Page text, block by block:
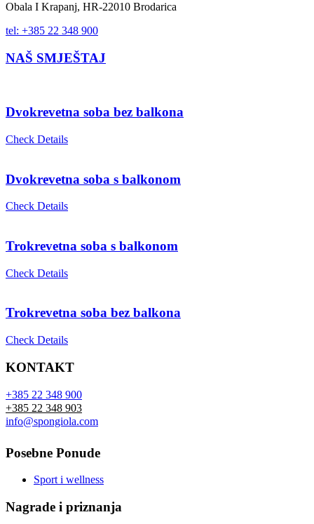
Obala I Krapanj, HR-22010 Brodarica
tel: +385 22 348 900
NAŠ SMJEŠTAJ
Dvokrevetna soba bez balkona
Check Details
Dvokrevetna soba s balkonom
Check Details
Trokrevetna soba s balkonom
Check Details
Trokrevetna soba bez balkona
Check Details
KONTAKT
+385 22 348 900
+385 22 348 903
info@spongiola.com
Posebne Ponude
Sport i wellness
Nagrade i priznanja